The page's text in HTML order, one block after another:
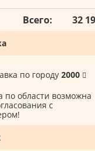
Всего: 32
по городу 2000
по области возможна
с